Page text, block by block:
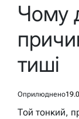
Чому
тиші
Оприлюднено
Той тонкий,